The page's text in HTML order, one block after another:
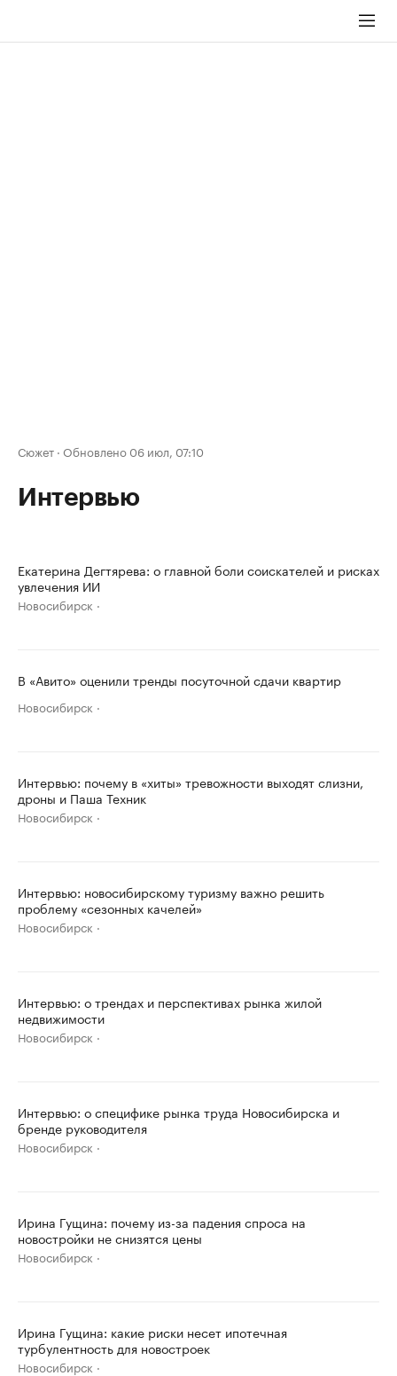
Сюжет · Обновлено 06 июл, 07:10
Интервью
Екатерина Дегтярева: о главной боли соискателей и рисках
увлечения ИИ
Новосибирск
В «Авито» оценили тренды посуточной сдачи квартир
Новосибирск
Интервью: почему в «хиты» тревожности выходят слизни,
дроны и Паша Техник
Новосибирск
Интервью: новосибирскому туризму важно решить
проблему «сезонных качелей»
Новосибирск
Интервью: о трендах и перспективах рынка жилой
недвижимости
Новосибирск
Интервью: о специфике рынка труда Новосибирска и
бренде руководителя
Новосибирск
Ирина Гущина: почему из-за падения спроса на
новостройки не снизятся цены
Новосибирск
Ирина Гущина: какие риски несет ипотечная
турбулентность для новостроек
Новосибирск